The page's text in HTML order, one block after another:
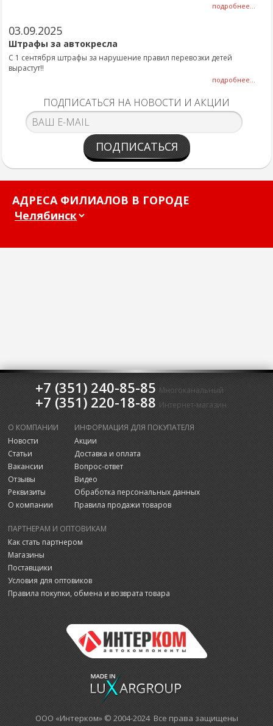
подробнее...
03.09.2025
Штрафы за автокресла
С 1 сентября штрафы за нарушение правил перевозки детей
вырастут!!
подробнее...
ПОДПИСАТЬСЯ НА НОВОСТИ И АКЦИИ
ПОДПИСАТЬСЯ
АДРЕСА ФИЛИАЛОВ В ГОРОДЕ
+7 (351) 240-85-85 Многоканальный
+7 (351) 220-18-88 Интернет-магазин
О КОМПАНИИ
Новости
Статьи
Вакансии
Отзывы
Реквизиты
О компании
ИНФОРМАЦИЯ ДЛЯ ПОКУПАТЕЛЯ
Акции
Доставка и оплата
Вопрос-ответ
Видео
Обработка персональных данных
Правила продажи товаров
ПАРТНЕРАМ И ОПТОВИКАМ
Как стать партнером
Магазины
Поставщики
Условия для оптовиков
Правила покупки, обмена и возврата товара
ООО «Интерком» © 2004-2024 Все права защищены